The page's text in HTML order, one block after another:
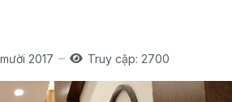
2017 Truy cập: 2700